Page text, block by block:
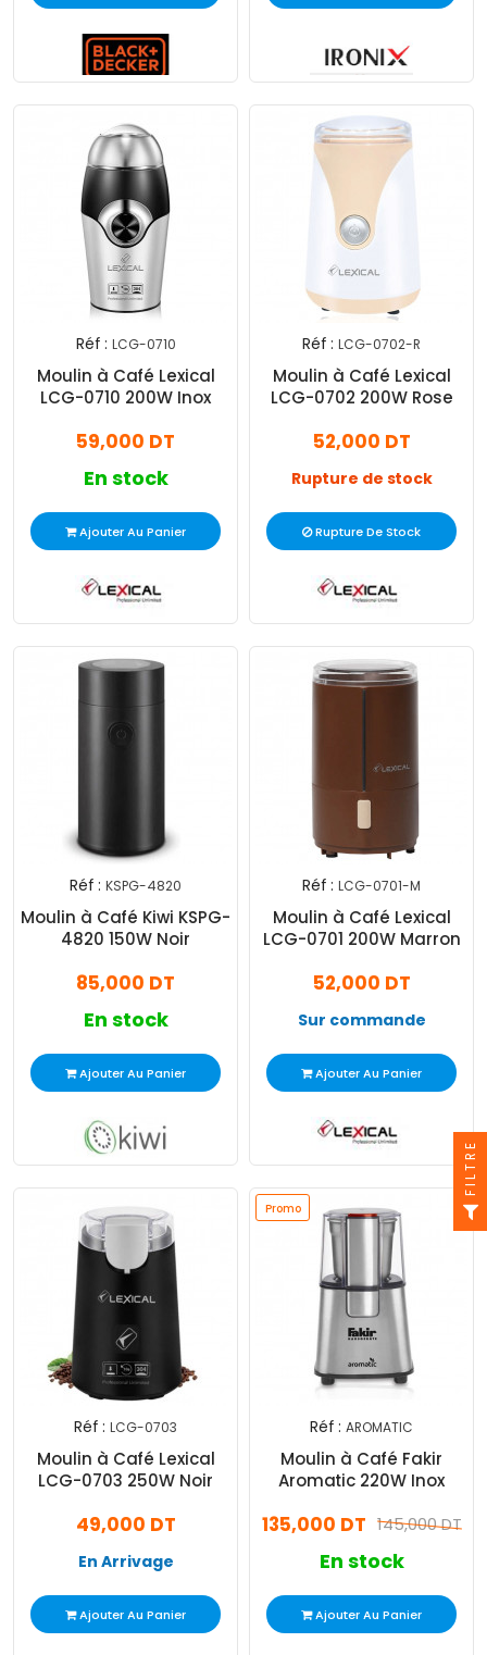
Réf : LCG-0710
Moulin à Café Lexical
LCG-0710 200W Inox
59,000 DT
En stock
Ajouter Au Panier
Réf : LCG-0702-R
Moulin à Café Lexical
LCG-0702 200W Rose
52,000 DT
Rupture de stock
Rupture De Stock
Réf : KSPG-4820
Moulin à Café Kiwi KSPG-
4820 150W Noir
85,000 DT
En stock
Ajouter Au Panier
Réf : LCG-0701-M
Moulin à Café Lexical
LCG-0701 200W Marron
52,000 DT
Sur commande
Ajouter Au Panier
Réf : LCG-0703
Moulin à Café Lexical
LCG-0703 250W Noir
49,000 DT
En Arrivage
Ajouter Au Panier
Promo
Réf : AROMATIC
Moulin à Café Fakir
Aromatic 220W Inox
145,000 DT
135,000 DT
En stock
Ajouter Au Panier
FILTRE